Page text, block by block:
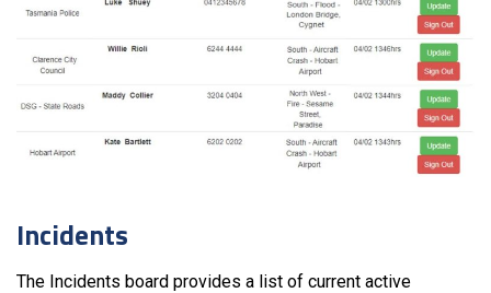
Incidents
The Incidents board provides a list of current active